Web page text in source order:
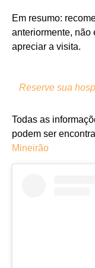
Em resumo:
anteriormente, não
apreciar a visita.
Reserve sua
Todas as
podem ser
Mineirão